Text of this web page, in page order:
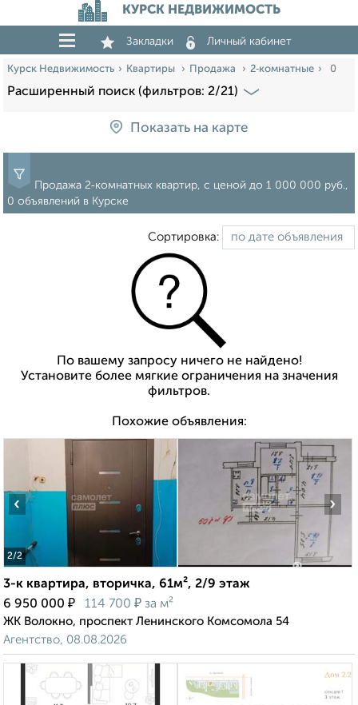
КУРСК НЕДВИЖИМОСТЬ
Закладки Личный кабинет
Курск Недвижимость Квартиры Продажа 2‑комнатные 0
Расширенный поиск (фильтров: 2/21)
Показать на карте
Продажа 2‑комнатных квартир, c ценой до 1 000 000 руб.,
0 объявлений в Курске
Сортировка:
По вашему запросу ничего не найдено!
Установите более мягкие ограничения на значения
фильтров.
Похожие объявления:
2/2
‹ ›
3-к квартира, вторичка, 61м², 2/9 этаж
6 950 000 ₽ 114 700 ₽ за м²
ЖК Волокно, проспект Ленинского Комсомола 54
Агентство, 08.08.2026